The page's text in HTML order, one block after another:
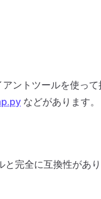
ントツールを使っ
などがあります。
完全に互換性があ